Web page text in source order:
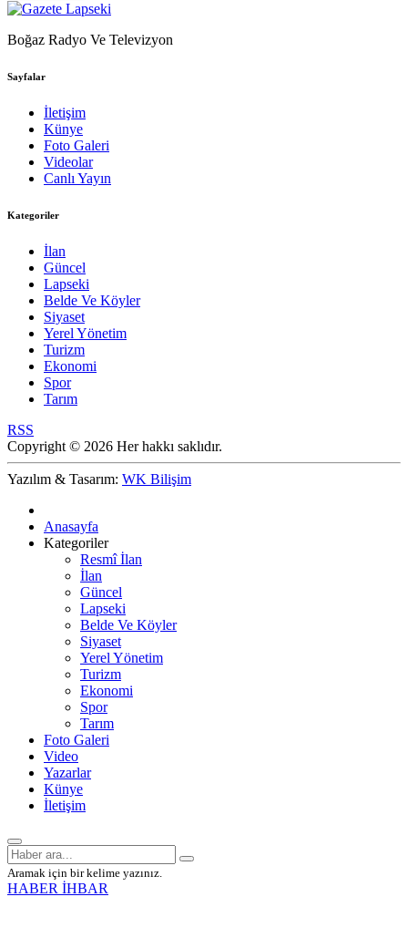
Boğaz Radyo Ve Televizyon
Sayfalar
İletişim
Künye
Foto Galeri
Videolar
Canlı Yayın
Kategoriler
İlan
Güncel
Lapseki
Belde Ve Köyler
Siyaset
Yerel Yönetim
Turizm
Ekonomi
Spor
Tarım
RSS
Copyright © 2026 Her hakkı saklıdır.
Yazılım & Tasarım: WK Bilişim
Anasayfa
Kategoriler
Resmî İlan
İlan
Güncel
Lapseki
Belde Ve Köyler
Siyaset
Yerel Yönetim
Turizm
Ekonomi
Spor
Tarım
Foto Galeri
Video
Yazarlar
Künye
İletişim
Aramak için bir kelime yazınız.
HABER İHBAR